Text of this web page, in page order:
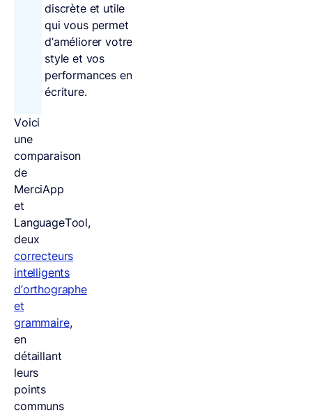
discrète et utile
qui vous permet
d’améliorer votre
style et vos
performances en
écriture.
Voici
une
comparaison
de
MerciApp
et
LanguageTool,
deux
correcteurs
intelligents
d’orthographe
et
grammaire,
en
détaillant
leurs
points
communs